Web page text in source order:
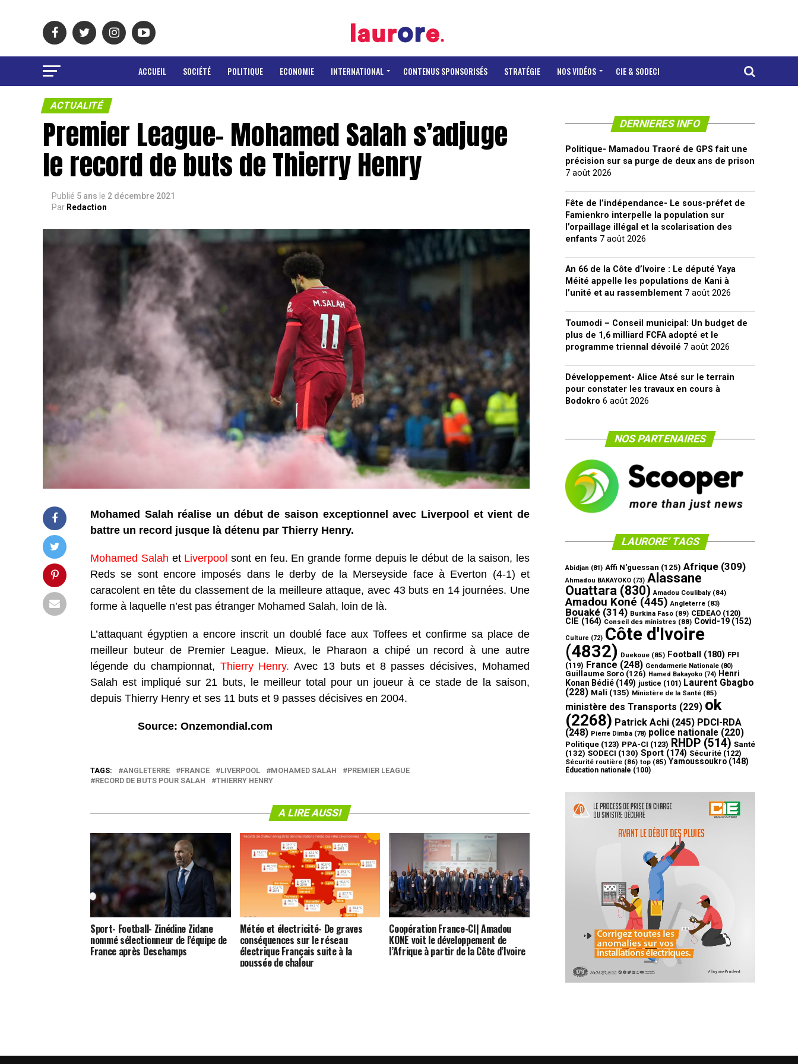
ACCUEIL SOCIÉTÉ POLITIQUE ECONOMIE INTERNATIONAL CONTENUS SPONSORISÉS STRATÉGIE NOS VIDÉOS CIE & SODECI
ACTUALITÉ
Premier League- Mohamed Salah s’adjuge
le record de buts de Thierry Henry
Publié 5 ans le 2 décembre 2021
Par Redaction
Mohamed Salah réalise un début de saison exceptionnel avec Liverpool et vient de
battre un record jusque là détenu par Thierry Henry.
Mohamed Salah et Liverpool sont en feu. En grande forme depuis le début de la saison, les
Reds se sont encore imposés dans le derby de la Merseyside face à Everton (4-1) et
caracolent en tête du classement de la meilleure attaque, avec 43 buts en 14 journées. Une
forme à laquelle n’est pas étranger Mohamed Salah, loin de là.
L’attaquant égyptien a encore inscrit un doublé face aux Toffees et confirme sa place de
meilleur buteur de Premier League. Mieux, le Pharaon a chipé un record à une autre
légende du championnat, Thierry Henry. Avec 13 buts et 8 passes décisives, Mohamed
Salah est impliqué sur 21 buts, le meilleur total pour un joueur à ce stade de la saison,
depuis Thierry Henry et ses 11 buts et 9 passes décisives en 2004.
Source: Onzemondial.com
TAGS: ANGLETERRE FRANCE LIVERPOOL MOHAMED SALAH
PREMIER LEAGUE
RECORD DE BUTS POUR SALAH
THIERRY HENRY
A LIRE AUSSI
Sport- Football- Zinédine Zidane
nommé sélectionneur de l’équipe de
France après Deschamps
Météo et électricité- De graves
conséquences sur le réseau
électrique Français suite à la
poussée de chaleur
Coopération France-CI| Amadou
KONE voit le développement de
l’Afrique à partir de la Côte d’Ivoire
DERNIERES INFO
Politique- Mamadou Traoré de GPS fait une
précision sur sa purge de deux ans de prison
7 août 2026
Fête de l’indépendance- Le sous-préfet de
Famienkro interpelle la population sur
l’orpaillage illégal et la scolarisation des
enfants 7 août 2026
An 66 de la Côte d’Ivoire : Le député Yaya
Méité appelle les populations de Kani à
l’unité et au rassemblement 7 août 2026
Toumodi – Conseil municipal: Un budget de
plus de 1,6 milliard FCFA adopté et le
programme triennal dévoilé 7 août 2026
Développement- Alice Atsé sur le terrain
pour constater les travaux en cours à
Bodokro 6 août 2026
NOS PARTENAIRES
LAURORE’ TAGS
Abidjan (81) Affi N'guessan (125) Afrique (309)
Ahmadou BAKAYOKO (73) Alassane
Ouattara (830) Amadou Coulibaly (84)
Amadou Koné (445) Angleterre (83)
Bouaké (314) Burkina Faso (89) CEDEAO (120)
CIE (164) Conseil des ministres (88) Covid-19 (152)
Culture (72) Côte d'Ivoire
(4832) Duekoue (85) Football (180) FPI
(119) France (248) Gendarmerie Nationale (80)
Guillaume Soro (126) Hamed Bakayoko (74) Henri
Konan Bédié (149) justice (101) Laurent Gbagbo
(228) Mali (135) Ministère de la Santé (85)
ministère des Transports (229) ok
(2268) Patrick Achi (245) PDCI-RDA
(248) Pierre Dimba (78) police nationale (220)
Politique (123) PPA-CI (123) RHDP (514) Santé
(132) SODECI (130) Sport (174) Sécurité (122)
Sécurité routière (86) top (85) Yamoussoukro (148)
Éducation nationale (100)